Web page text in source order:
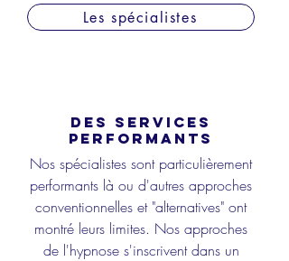
Les spécialistes
DES SERVICES
PERFORMANTS
Nos spécialistes sont particulièrement
performants là ou d'autres approches
conventionnelles et "alternatives" ont
montré leurs limites. Nos approches
de l'hypnose s'inscrivent dans un